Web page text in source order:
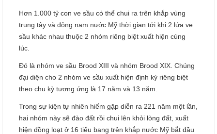
Hơn 1.000 tỷ con ve sầu có thể chui ra trên khắp vùng
trung tây và đông nam nước Mỹ thời gian tới khi 2 lứa ve
sầu khác nhau thuộc 2 nhóm riêng biệt xuất hiện cùng
lúc.
Đó là nhóm ve sầu Brood XIII và nhóm Brood XIX. Chúng
đại diện cho 2 nhóm ve sầu xuất hiện định kỳ riêng biệt
theo chu kỳ tương ứng là 17 năm và 13 năm.
Trong sự kiện tự nhiên hiếm gặp diễn ra 221 năm một lần,
hai nhóm này sẽ đào đất rồi chui lên khỏi lòng đất, xuất
hiện đồng loạt ở 16 tiểu bang trên khắp nước Mỹ bắt đầu